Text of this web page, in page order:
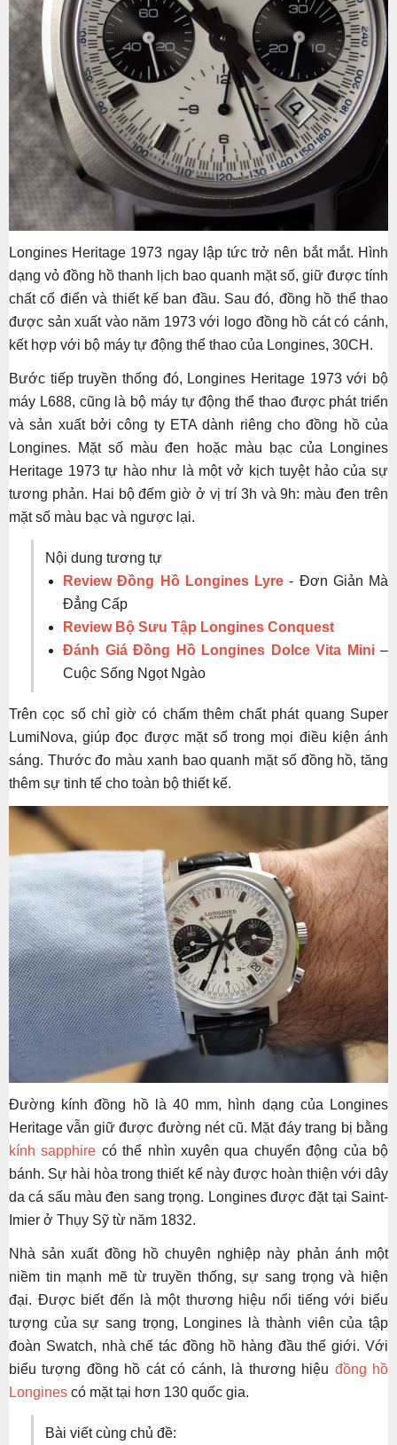
Longines Heritage 1973 ngay lập tức trở nên bắt mắt. Hình
dạng vỏ đồng hồ thanh lịch bao quanh mặt số, giữ được tính
chất cổ điển và thiết kế ban đầu. Sau đó, đồng hồ thể thao
được sản xuất vào năm 1973 với logo đồng hồ cát có cánh,
kết hợp với bộ máy tự động thể thao của Longines, 30CH.
Bước tiếp truyền thống đó, Longines Heritage 1973 với bộ
máy L688, cũng là bộ máy tự động thể thao được phát triển
và sản xuất bởi công ty ETA dành riêng cho đồng hồ của
Longines. Mặt số màu đen hoặc màu bạc của Longines
Heritage 1973 tự hào như là một vở kịch tuyệt hảo của sự
tương phản. Hai bộ đếm giờ ở vị trí 3h và 9h: màu đen trên
mặt số màu bạc và ngược lại.
Nội dung tương tự
Review Đồng Hồ Longines Lyre - Đơn Giản Mà
Đẳng Cấp
Review Bộ Sưu Tập Longines Conquest
Đánh Giá Đồng Hồ Longines Dolce Vita Mini–
Cuộc Sống Ngọt Ngào
Trên cọc số chỉ giờ có chấm thêm chất phát quang Super
LumiNova, giúp đọc được mặt số trong mọi điều kiện ánh
sáng. Thước đo màu xanh bao quanh mặt số đồng hồ, tăng
thêm sự tinh tế cho toàn bộ thiết kế.
Đường kính đồng hồ là 40 mm, hình dạng của Longines
Heritage vẫn giữ được đường nét cũ. Mặt đáy trang bị bằng
kính sapphire có thể nhìn xuyên qua chuyển động của bộ
bánh. Sự hài hòa trong thiết kế này được hoàn thiện với dây
da cá sấu màu đen sang trọng. Longines được đặt tại Saint-
Imier ở Thụy Sỹ từ năm 1832.
Nhà sản xuất đồng hồ chuyên nghiệp này phản ánh một
niềm tin mạnh mẽ từ truyền thống, sự sang trọng và hiện
đại. Được biết đến là một thương hiệu nổi tiếng với biểu
tượng của sự sang trọng, Longines là thành viên của tập
đoàn Swatch, nhà chế tác đồng hồ hàng đầu thế giới. Với
biểu tượng đồng hồ cát có cánh, là thương hiệu đồng hồ
Longines có mặt tại hơn 130 quốc gia.
Bài viết cùng chủ đề: